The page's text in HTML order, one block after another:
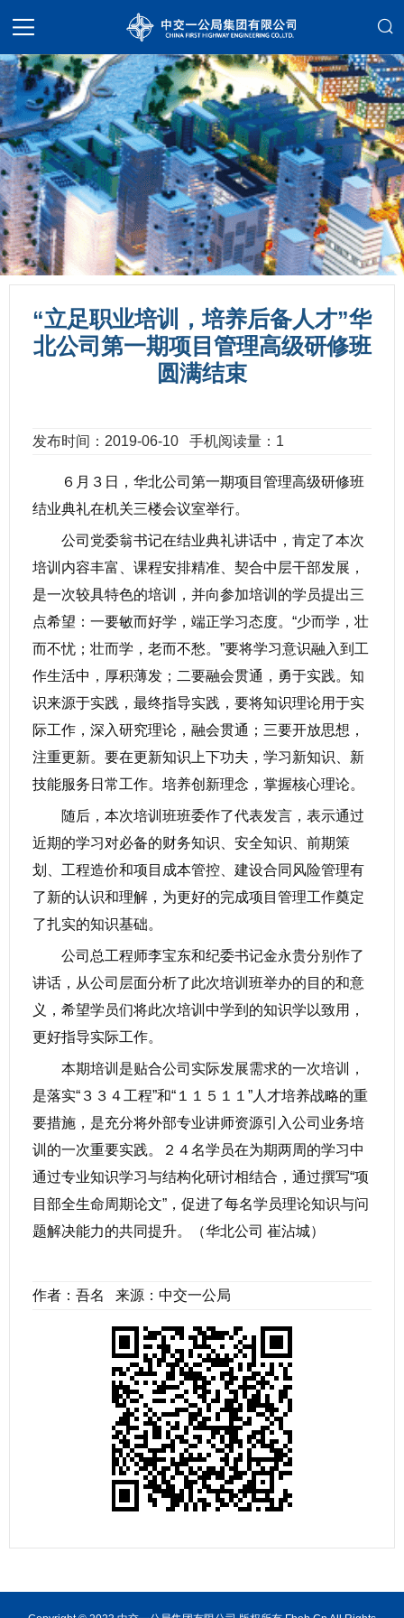
“立足职业培训，培养后备人才”华
北公司第一期项目管理高级研修班
圆满结束
发布时间：2019-06-10 手机阅读量：1
６月３日，华北公司第一期项目管理高级研修班
结业典礼在机关三楼会议室举行。
公司党委翁书记在结业典礼讲话中，肯定了本次
培训内容丰富、课程安排精准、契合中层干部发展，
是一次较具特色的培训，并向参加培训的学员提出三
点希望：一要敏而好学，端正学习态度。“少而学，壮
而不忧；壮而学，老而不愁。”要将学习意识融入到工
作生活中，厚积薄发；二要融会贯通，勇于实践。知
识来源于实践，最终指导实践，要将知识理论用于实
际工作，深入研究理论，融会贯通；三要开放思想，
注重更新。要在更新知识上下功夫，学习新知识、新
技能服务日常工作。培养创新理念，掌握核心理论。
随后，本次培训班班委作了代表发言，表示通过
近期的学习对必备的财务知识、安全知识、前期策
划、工程造价和项目成本管控、建设合同风险管理有
了新的认识和理解，为更好的完成项目管理工作奠定
了扎实的知识基础。
公司总工程师李宝东和纪委书记金永贵分别作了
讲话，从公司层面分析了此次培训班举办的目的和意
义，希望学员们将此次培训中学到的知识学以致用，
更好指导实际工作。
本期培训是贴合公司实际发展需求的一次培训，
是落实“３３４工程”和“１１５１１”人才培养战略的重
要措施，是充分将外部专业讲师资源引入公司业务培
训的一次重要实践。２４名学员在为期两周的学习中
通过专业知识学习与结构化研讨相结合，通过撰写“项
目部全生命周期论文”，促进了每名学员理论知识与问
题解决能力的共同提升。（华北公司 崔沾城）
作者：吾名 来源：中交一公局